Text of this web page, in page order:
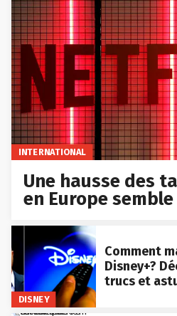
INTERNATIONAL
Une hausse des
en Europe
DISNEY
Comment
Disney+?
trucs et